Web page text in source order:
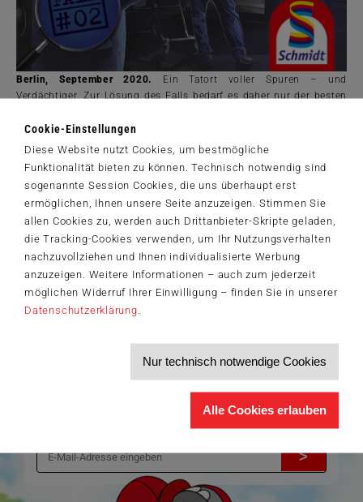
Cookie-Einstellungen
Diese Website nutzt Cookies, um bestmögliche
Funktionalität bieten zu können. Technisch notwendig sind
sogenannte Session Cookies, die uns überhaupt erst
ermöglichen, Ihnen unsere Seite anzuzeigen. Stimmen Sie
allen Cookies zu, werden auch Drittanbieter-Skripte geladen,
die Tracking-Cookies verwenden, um Ihr Nutzungsverhalten
nachzuvollziehen und Ihnen individualisierte Werbung
anzuzeigen. Weitere Informationen – auch zum jederzeit
möglichen Widerruf Ihrer Einwilligung – finden Sie in unserer
Datenschutzerklärung
Nur technisch notwendige Cookies
Alle Cookies erlauben
Berlin, September 2020. Ein Tatort voller Spuren – und
Verdächtiger. Zur Lösung des Falls bedarf es daher nur der besten
annehmen, Zeugen und Verdächtige befragen und den Täter vor
Gericht überführen. Ihr größter Feind ist dabei die Zeit. Denn
Der Schmidt-Spiele-Newsletter
Jetzt anmelden und 5€ Willkommensrabatt sichern
Bleiben Sie auf dem Laufenden zu Neuheiten, Trends und aktuellen
Themen rund um Schmidt ®Spiele – und sichern Sie sich einen
Willkommensgutschein in Höhe von 5€ für Ihren nächsten Einkauf im
Schmidt-Spiele-Shop.
Aktuelle Themen und Trends aus der Spielewelt
Informationen zu Veranstaltungen und Aktionen
Datenschutzbestimmungen.
>